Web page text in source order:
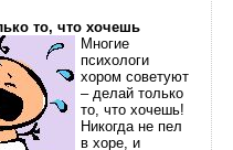
то, что хочешь
Многие
психологи
хором советуют
– делай только
то, что хочешь!
Никогда не пел
в хоре, и